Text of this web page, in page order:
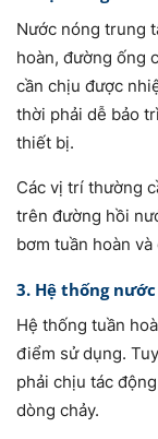
Nước nóng trung
hoàn, đường ống
cần chịu được
thời phải dễ bảo
thiết bị.
Các vị trí thường
trên đường hồi
bơm tuần hoàn
3. Hệ thống
Hệ thống tuần
điểm sử dụng.
phải chịu tác
dòng chảy.